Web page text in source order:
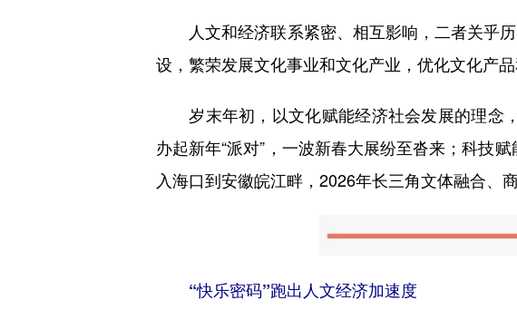
人文和经济联系紧密、相互影响，二者关乎历
设，繁荣发展文化事业和文化产业，优化文化产
岁末年初，以文化赋能经济社会发展的理念，
办起新年“派对”，一波新春大展纷至沓来；科技
入海口到安徽皖江畔，2026年长三角文体融合、
“快乐密码”跑出人文经济加速度